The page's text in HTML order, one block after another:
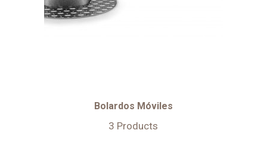
Bolardos Móviles
3 Products